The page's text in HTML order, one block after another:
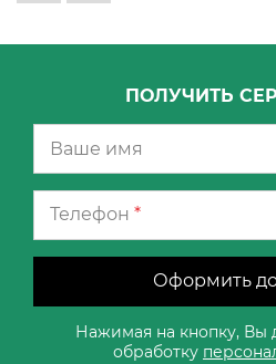
ПОЛУЧИТЬ
Телефон *
Оформить
Нажимая на кнопку, Вы
обработку